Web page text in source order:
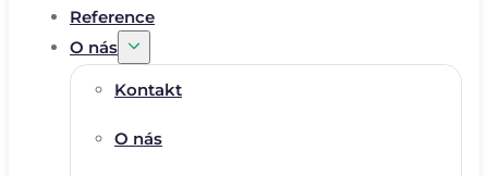
Reference
O nás
Kontakt
O nás